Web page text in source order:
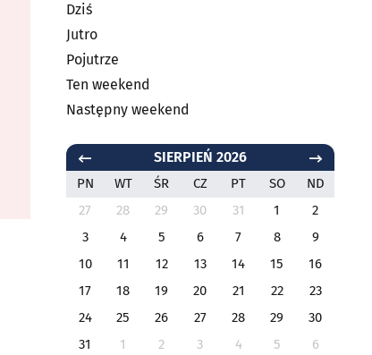
Dziś
Jutro
Pojutrze
Ten weekend
Następny weekend
SIERPIEŃ 2026
PN WT ŚR CZ PT SO
ND
27
28 29 30 31 1
2
3
4 5 6 7 8
9
10
11 12 13 14 15
16
17
18 19 20 21 22
23
24
25 26 27 28 29
30
31
1 2 3 4 5 6